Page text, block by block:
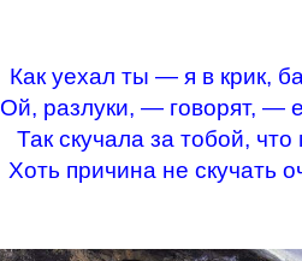
Как уехал ты — я в крик,
разлуки, — говорят, —
Так скучала за тобой,
Хоть причина не скучать